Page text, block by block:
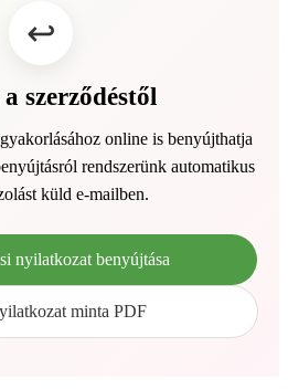
szerződéstől
online is benyújthatja
rendszerünk automatikus
küld e-mailben.
nyilatkozat benyújtása
minta PDF